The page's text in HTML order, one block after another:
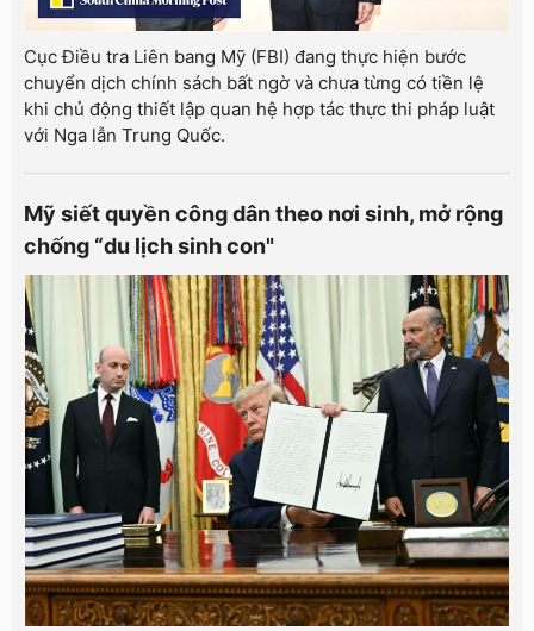
Cục Điều tra Liên bang Mỹ (FBI) đang thực hiện bước
chuyển dịch chính sách bất ngờ và chưa từng có tiền lệ
khi chủ động thiết lập quan hệ hợp tác thực thi pháp luật
với Nga lẫn Trung Quốc.
Mỹ siết quyền công dân theo nơi sinh, mở rộng
chống “du lịch sinh con"